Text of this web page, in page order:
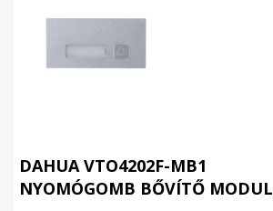
DAHUA VTO4202F-MB1
NYOMÓGOMB BŐVÍTŐ MODUL